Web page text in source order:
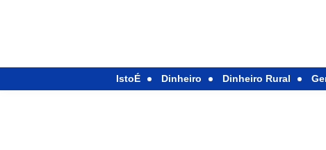
IstoÉ Dinheiro Dinheiro Rural